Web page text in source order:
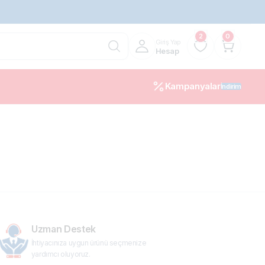
Giriş Yap
Hesap
2 0
Kampanyalarİndirim
Uzman Destek
İhtiyacınıza uygun ürünü seçmenize
yardımcı oluyoruz.